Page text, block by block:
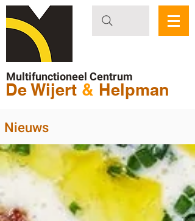
Multifunctioneel Centrum
De Wijert & Helpman
Nieuws